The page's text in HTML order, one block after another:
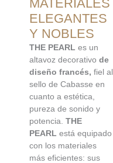
MATERIALES
ELEGANTES
Y NOBLES
THE PEARL es un
altavoz decorativo de
diseño francés, fiel al
sello de Cabasse en
cuanto a estética,
pureza de sonido y
potencia. THE
PEARL está equipado
con los materiales
más eficientes: sus